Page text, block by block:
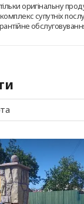
оригінальну
супутніх